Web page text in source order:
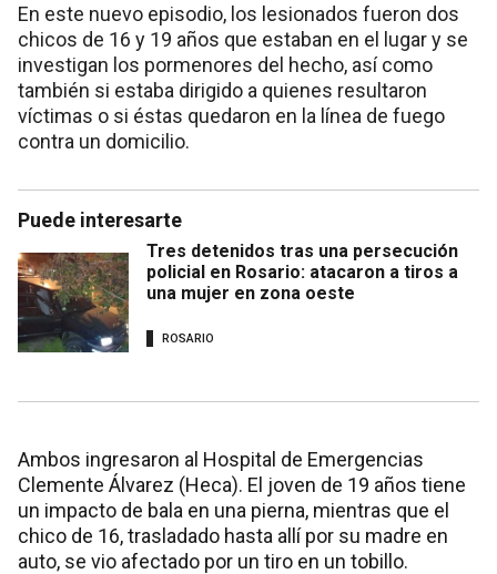
En este nuevo episodio, los lesionados fueron dos
chicos de 16 y 19 años que estaban en el lugar y se
investigan los pormenores del hecho, así como
también si estaba dirigido a quienes resultaron
víctimas o si éstas quedaron en la línea de fuego
contra un domicilio.
Puede interesarte
Tres detenidos tras una persecución
policial en Rosario: atacaron a tiros a
una mujer en zona oeste
ROSARIO
Ambos ingresaron al Hospital de Emergencias
Clemente Álvarez (Heca). El joven de 19 años tiene
un impacto de bala en una pierna, mientras que el
chico de 16, trasladado hasta allí por su madre en
auto, se vio afectado por un tiro en un tobillo.